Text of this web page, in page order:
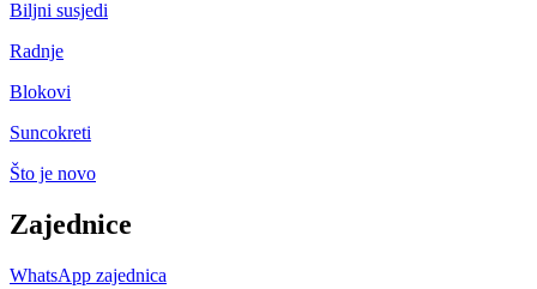
Biljni susjedi
Radnje
Blokovi
Suncokreti
Što je novo
Zajednice
WhatsApp zajednica